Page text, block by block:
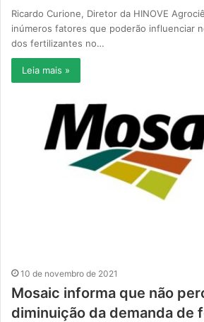
Ricardo Curione, Diretor da HINOVE
inúmeros fatores que poderão influenciar
dos fertilizantes no…
Leia mais »
10 de novembro de 2021
Mosaic informa que não
diminuição da demanda de